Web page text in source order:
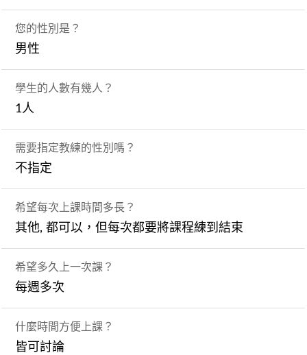
您的性別是？
男性
學生的人數有幾人？
1人
需要指定教練的性別嗎？
不指定
希望每次上課時間多長？
其他, 都可以，但每次都要將課程練到結束
希望多久上一次課？
每週多次
什麼時間方便上課？
皆可討論